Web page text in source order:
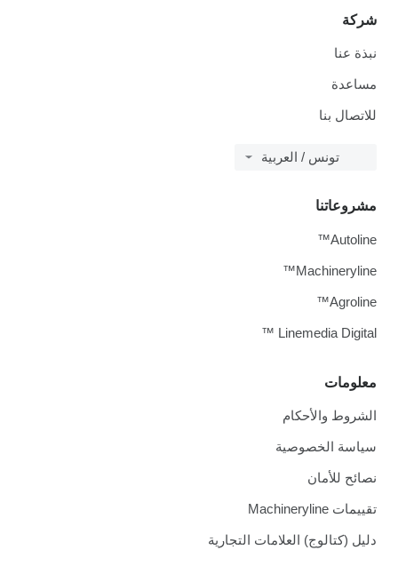
شركة
نبذة عنا
مساعدة
للاتصال بنا
تونس / العربية
معلومات
الشروط والأحكام
سياسة الخصوصية
نصائح للأمان
تقييمات Machineryline
دليل (كتالوج) العلامات التجارية
مشروعاتنا
Autoline™
Machineryline™
Agroline™
Linemedia Digital ™